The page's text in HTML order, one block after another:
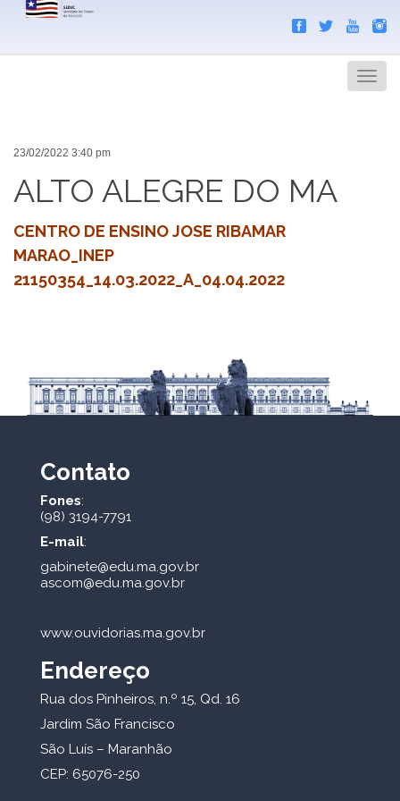
Menu
23/02/2022 3:40 pm
ALTO ALEGRE DO MA
CENTRO DE ENSINO JOSE RIBAMAR
MARAO_INEP
21150354_14.03.2022_A_04.04.2022
Contato
Fones:
(98) 3194-7791
E-mail:
gabinete@edu.ma.gov.br
ascom@edu.ma.gov.br
www.ouvidorias.ma.gov.br
Endereço
Rua dos Pinheiros, n.º 15, Qd. 16
Jardim São Francisco
São Luís – Maranhão
CEP: 65076-250